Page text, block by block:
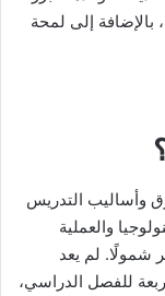
بالإضافة إلى لمحة
وأساليب التدريس
والعملية
شمولًا. لم يعد
للفصل الدراسي،